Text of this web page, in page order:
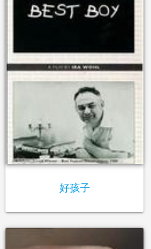
好孩子